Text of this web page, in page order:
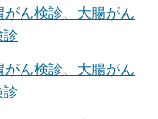
ん検診、大腸がん
診
ん検診、大腸がん
診